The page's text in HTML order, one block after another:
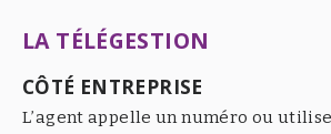
LA TÉLÉGESTION
CÔTÉ ENTREPRISE
L’agent appelle un numéro ou